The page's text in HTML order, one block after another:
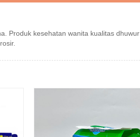
kesehatan wanita kualitas